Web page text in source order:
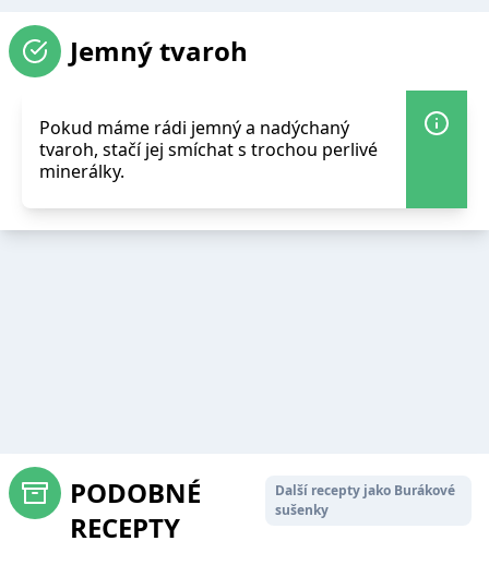
Jemný tvaroh
Pokud máme rádi jemný a nadýchaný
tvaroh, stačí jej smíchat s trochou perlivé
minerálky.
PODOBNÉ
RECEPTY
Další recepty jako Burákové
sušenky